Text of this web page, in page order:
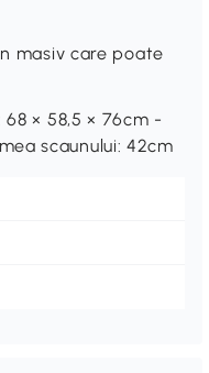
masiv care poate
× 58,5 × 76cm -
scaunului: 42cm